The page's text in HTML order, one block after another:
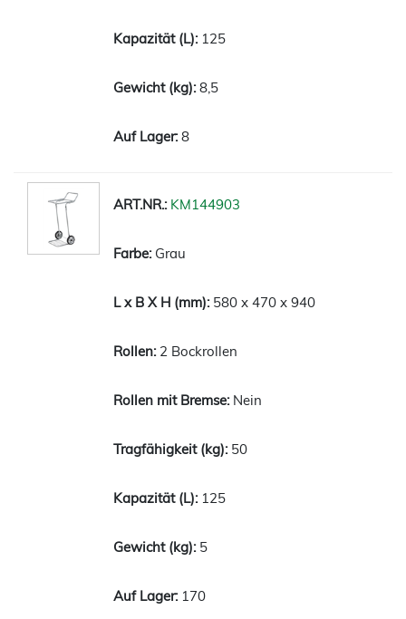
125
8,5
8
KM144903
Grau
580 x 470 x 940
2 Bockrollen
Nein
50
125
5
170